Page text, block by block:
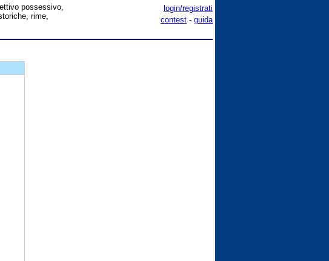
login/registrati
contest - guida
possessivo,
rime,